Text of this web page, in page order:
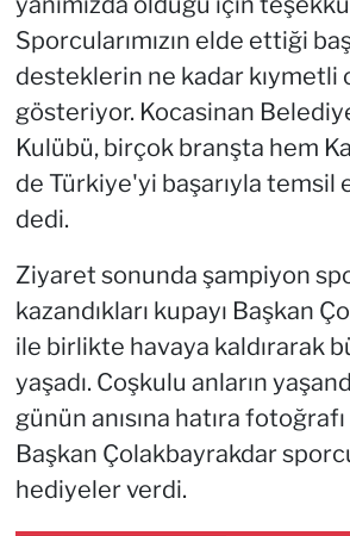
Sporcularımızın elde ettiği
desteklerin ne kadar kıymetli
gösteriyor. Kocasinan
Kulübü, birçok branşta hem
de Türkiye'yi başarıyla temsil
dedi.
Ziyaret sonunda şampiyon
kazandıkları kupayı Başkan
ile birlikte havaya kaldırarak
yaşadı. Coşkulu anların
günün anısına hatıra
Başkan Çolakbayrakdar
hediyeler verdi.